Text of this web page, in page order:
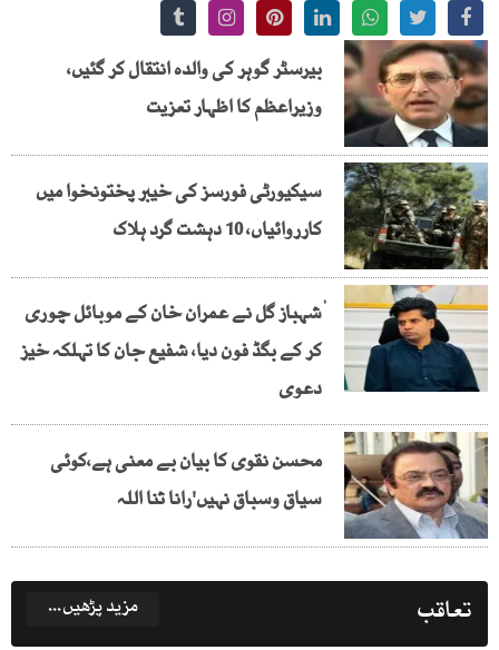
بیرسٹر گوہر کی والدہ انتقال کر گئیں،
وزیراعظم کا اظہار تعزیت
سیکیورٹی فورسز کی خیبر پختونخوا میں
کارروائیاں، 10 دہشت گرد ہلاک
ٰشہباز گل نے عمران خان کے موبائل چوری
کر کے بگڈ فون دیا، شفیع جان کا تہلکہ خیز
دعوی
محسن نقوی کا بیان بے معنی ہے،کوئی
سیاق وسباق نہیں'رانا ثنا اللہ
تعاقب مزید پڑھیں...